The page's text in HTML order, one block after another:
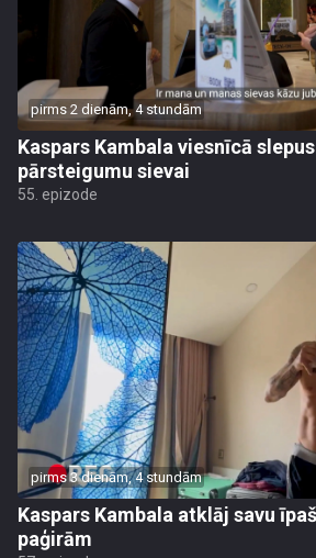
pirms 2 dienām, 4 stundām
Kaspars Kambala viesnīcā
pārsteigumu sievai
55. epizode
pirms 3 dienām, 4 stundām
Kaspars Kambala atklāj savu
paģirām